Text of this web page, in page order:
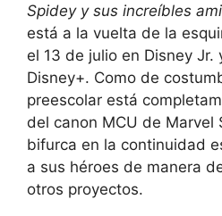
Spidey y sus increíbles
está a la vuelta de la
el 13 de julio en Disney Jr.
Disney+. Como de
preescolar está
del canon MCU de Marvel
bifurca en la continuidad
a sus héroes de manera
otros proyectos.